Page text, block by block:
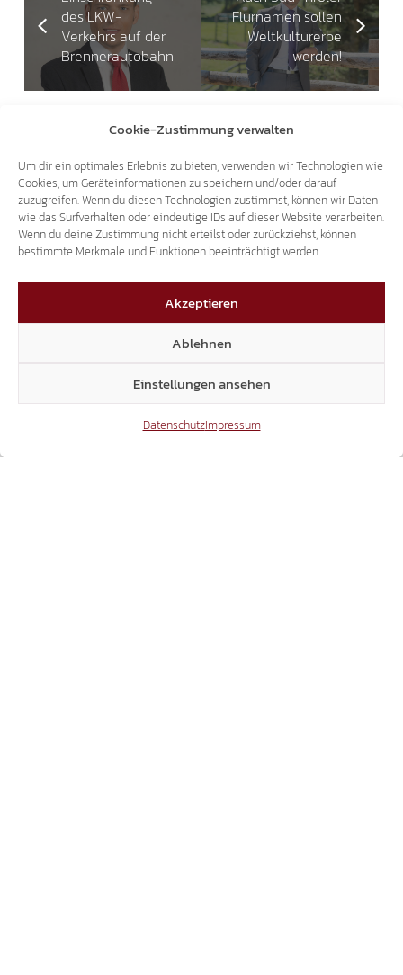
Cookie-Zustimmung verwalten
Um dir ein optimales Erlebnis zu bieten, verwenden wir Technologien wie
Cookies, um Geräteinformationen zu speichern und/oder darauf
zuzugreifen. Wenn du diesen Technologien zustimmst, können wir Daten
wie das Surfverhalten oder eindeutige IDs auf dieser Website verarbeiten.
Wenn du deine Zustimmung nicht erteilst oder zurückziehst, können
bestimmte Merkmale und Funktionen beeinträchtigt werden.
Akzeptieren
Ablehnen
Einstellungen ansehen
DatenschutzImpressum
des LKW-
Verkehrs auf der
Brennerautobahn
Flurnamen sollen
Weltkulturerbe
werden!
Das könnte dich auch interessieren
25.07.2026
WIEDERAUFBAU